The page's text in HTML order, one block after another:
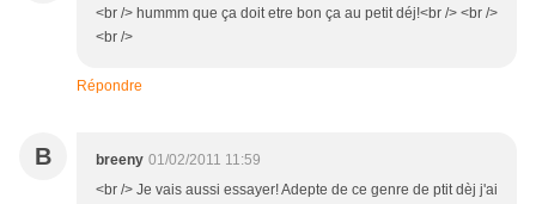
<br /> hummm que ça doit etre bon ça au petit déj!<br /> <br />
<br />
Répondre
B breeny 01/02/2011 11:59
<br /> Je vais aussi essayer! Adepte de ce genre de ptit dèj j'ai